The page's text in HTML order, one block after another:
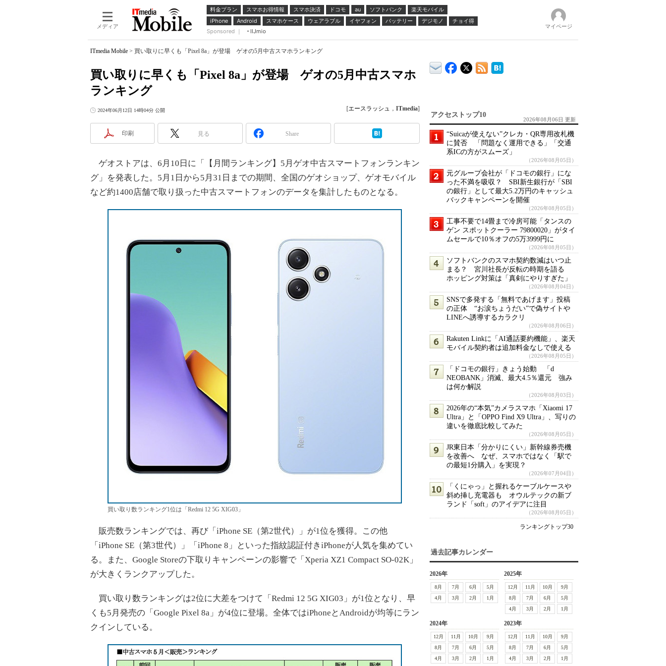
メディア
料金プラン スマホお得情報 スマホ決済 ドコモ au ソフトバンク
楽天モバイル
iPhone
Android スマホケース ウェアラブル イヤフォン バッテリー デジモノ
チョイ得
Sponsored ｜
IIJmio
マイページ
ITmedia Mobile > 買い取りに早くも「Pixel 8a」が登場 ゲオの5月中古スマホランキング
買い取りに早くも「Pixel 8a」が登場 ゲオの5月中古スマホ
ランキング
2024年06月12日 14時04分 公開 [エースラッシュ ， ITmedia]
印刷 見る Share
ゲオストアは、6月10日に「【月間ランキング】5月ゲオ中古スマートフォンランキン
グ」を発表した。5月1日から5月31日までの期間、全国のゲオショップ、ゲオモバイル
など約1400店舗で取り扱った中古スマートフォンのデータを集計したものとなる。
買い取り数ランキング1位は「Redmi 12 5G XIG03」
販売数ランキングでは、再び「iPhone SE（第2世代）」が1位を獲得。この他
「iPhone SE（第3世代）」「iPhone 8」といった指紋認証付きiPhoneが人気を集めてい
る。また、Google Storeの下取りキャンペーンの影響で「Xperia XZ1 Compact SO-02K」
が大きくランクアップした。
買い取り数ランキングは2位に大差をつけて「Redmi 12 5G XIG03」が1位となり、早
くも5月発売の「Google Pixel 8a」が4位に登場。全体ではiPhoneとAndroidが均等にラン
クインしている。
アクセストップ10
2026年08月06日 更新
“Suicaが使えない”クレカ・QR専用改札機
に賛否 「問題なく運用できる」「交通
系ICの方がスムーズ」
（2026年08月05日）
元グループ会社が「ドコモの銀行」にな
った不満を吸収？ SBI新生銀行が「SBI
の銀行」として最大5.2万円のキャッシュ
バックキャンペーンを開催
（2026年08月05日）
工事不要で14畳まで冷房可能「タンスの
ゲン スポットクーラー 79800020」がタイ
ムセールで10％オフの5万3999円に
（2026年08月05日）
ソフトバンクのスマホ契約数減はいつ止
まる？ 宮川社長が反転の時期を語る
ホッピング対策は「真剣にやりすぎた」
（2026年08月04日）
SNSで多発する「無料であげます」投稿
の正体 “お涙ちょうだい”で偽サイトや
LINEへ誘導するカラクリ
（2026年08月06日）
Rakuten Linkに「AI通話要約機能」、楽天
モバイル契約者は追加料金なしで使える
（2026年08月05日）
「ドコモの銀行」きょう始動 「d
NEOBANK」消滅、最大4.5％還元 強み
は何か解説
（2026年08月03日）
2026年の“本気”カメラスマホ「Xiaomi 17
Ultra」と「OPPO Find X9 Ultra」、写りの
違いを徹底比較してみた
（2026年08月05日）
JR東日本「分かりにくい」新幹線券売機
を改善へ なぜ、スマホではなく「駅で
の最短1分購入」を実現？
（2026年07月04日）
「くにゃっ」と握れるケーブルケースや
斜め挿し充電器も オウルテックの新ブ
ランド「soft」のアイデアに注目
（2026年08月05日）
ランキングトップ30
過去記事カレンダー
2026年
8月 7月 6月
5月
4月
3月 2月 1月
2025年
12月 11月 10月
9月
8月
7月 6月
5月
4月
3月 2月 1月
2024年
12月 11月 10月
9月
8月
7月 6月
5月
4月
3月 2月 1月
2023年
12月 11月 10月
9月
8月
7月 6月
5月
4月
3月 2月 1月